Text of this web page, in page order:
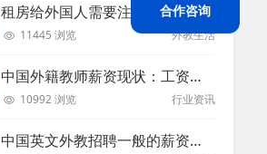
租房给外国人需要注意些什么？
11445 浏览 外教生活
中国外籍教师薪资现状：工资和待遇都非常高
10992 浏览 行业资讯
中国英文外教招聘一般的薪资是多少？
合作咨询